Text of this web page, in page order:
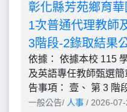
彰化縣芳苑鄉育
1次普通代理教師
3階段-2錄取結果
依據： 依據本校 115
及英語專任教師甄選
告事項： 壹、 第 3 階
一般公告/ 人事 / 2026-